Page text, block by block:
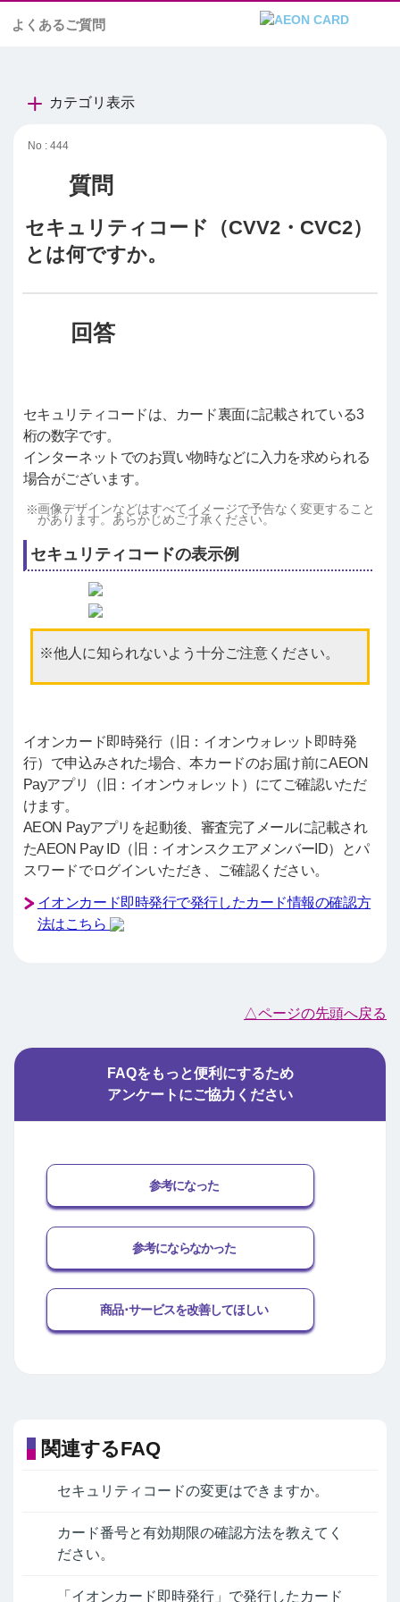
よくあるご質問
カテゴリ表示
No : 444
セキュリティコード（CVV2・CVC2）
とは何ですか。
セキュリティコードは、カード裏面に記載されている3
桁の数字です。
インターネットでのお買い物時などに入力を求められる
場合がございます。
画像デザインなどはすべてイメージで予告なく変更すること
があります。あらかじめご了承ください。
セキュリティコードの表示例
他人に知られないよう十分ご注意ください。
イオンカード即時発行（旧：イオンウォレット即時発
行）で申込みされた場合、本カードのお届け前にAEON
Payアプリ（旧：イオンウォレット）にてご確認いただ
けます。
AEON Payアプリを起動後、審査完了メールに記載され
たAEON Pay ID（旧：イオンスクエアメンバーID）とパ
スワードでログインいただき、ご確認ください。
イオンカード即時発行で発行したカード情報の確認方
法はこちら
△ページの先頭へ戻る
FAQをもっと便利にするため
アンケートにご協力ください
参考になった
参考にならなかった
商品･サービスを改善してほしい
関連するFAQ
セキュリティコードの変更はできますか。
カード番号と有効期限の確認方法を教えてく
ださい。
「イオンカード即時発行」で発行したカード